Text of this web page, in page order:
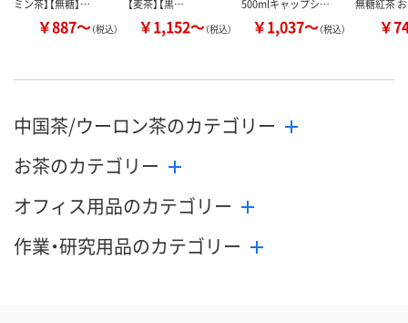
ミン茶】【無糖】…
￥887～（税込）
【麦茶】【黒…
￥1,152～（税込）
500mlキャップシ…
￥1,037～（税込）
無糖紅茶
￥
中国茶/ウーロン茶のカテゴリー
お茶のカテゴリー
オフィス用品のカテゴリー
作業・研究用品のカテゴリー